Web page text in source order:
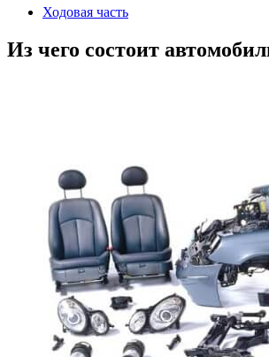
Ходовая часть
Из чего состоит